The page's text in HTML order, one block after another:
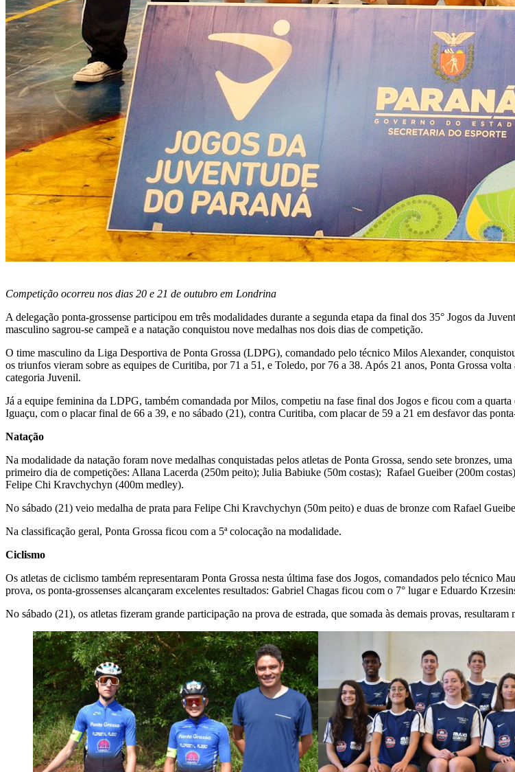
Competição ocorreu nos dias 20 e 21 de outubro em Londrina
A delegação ponta-grossense participou em três modalidades durante a segunda etapa da final dos 35° Jogos da
masculino sagrou-se campeã e a natação conquistou nove medalhas nos dois dias de competição.
O time masculino da Liga Desportiva de Ponta Grossa (LDPG), comandado pelo técnico Milos Alexander,
os triunfos vieram sobre as equipes de Curitiba, por 71 a 51, e Toledo, por 76 a 38. Após 21 anos, Ponta Grossa
categoria Juvenil.
Já a equipe feminina da LDPG, também comandada por Milos, competiu na fase final dos Jogos e ficou com a
Iguaçu, com o placar final de 66 a 39, e no sábado (21), contra Curitiba, com placar de 59 a 21 em desfavor das
Natação
Na modalidade da natação foram nove medalhas conquistadas pelos atletas de Ponta Grossa, sendo sete bronzes,
primeiro dia de competições: Allana Lacerda (250m peito); Julia Babiuke (50m costas); Rafael Gueiber (200m
Felipe Chi Kravchychyn (400m medley).
No sábado (21) veio medalha de prata para Felipe Chi Kravchychyn (50m peito) e duas de bronze com Rafael
Na classificação geral, Ponta Grossa ficou com a 5ª colocação na modalidade.
Ciclismo
Os atletas de ciclismo também representaram Ponta Grossa nesta última fase dos Jogos, comandados pelo técnico
prova, os ponta-grossenses alcançaram excelentes resultados: Gabriel Chagas ficou com o 7° lugar e Eduardo
No sábado (21), os atletas fizeram grande participação na prova de estrada, que somada às demais provas, resultaram